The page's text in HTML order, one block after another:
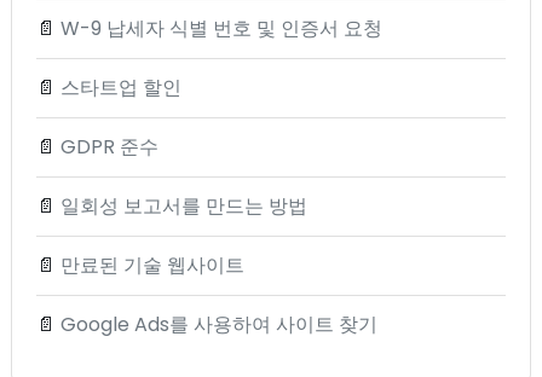
📄 W-9 납세자 식별 번호 및 인증서 요청
📄 스타트업 할인
📄 GDPR 준수
📄 일회성 보고서를 만드는 방법
📄 만료된 기술 웹사이트
📄 Google Ads를 사용하여 사이트 찾기